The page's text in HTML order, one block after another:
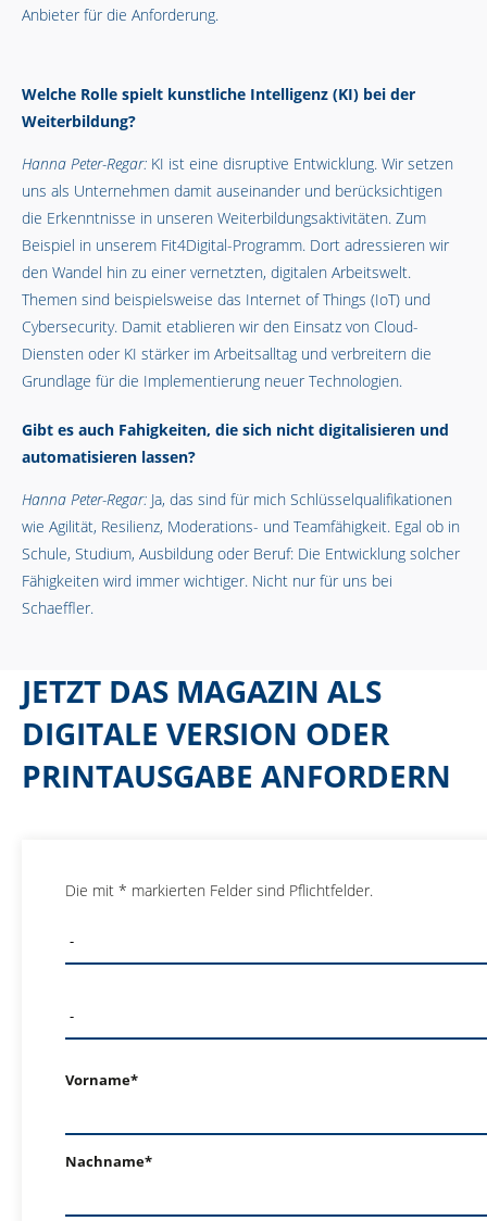
Anbieter für die Anforderung.
Welche Rolle spielt kunstliche Intelligenz (KI) bei der
Weiterbildung?
Hanna Peter-Regar: KI ist eine disruptive Entwicklung. Wir setzen
uns als Unternehmen damit auseinander und berücksichtigen
die Erkenntnisse in unseren Weiterbildungsaktivitäten. Zum
Beispiel in unserem Fit4Digital-Programm. Dort adressieren wir
den Wandel hin zu einer vernetzten, digitalen Arbeitswelt.
Themen sind beispielsweise das Internet of Things (IoT) und
Cybersecurity. Damit etablieren wir den Einsatz von Cloud-
Diensten oder KI stärker im Arbeitsalltag und verbreitern die
Grundlage für die Implementierung neuer Technologien.
Gibt es auch Fahigkeiten, die sich nicht digitalisieren und
automatisieren lassen?
Hanna Peter-Regar: Ja, das sind für mich Schlüsselqualifikationen
wie Agilität, Resilienz, Moderations- und Teamfähigkeit. Egal ob in
Schule, Studium, Ausbildung oder Beruf: Die Entwicklung solcher
Fähigkeiten wird immer wichtiger. Nicht nur für uns bei
Schaeffler.
JETZT DAS MAGAZIN ALS
DIGITALE VERSION ODER
PRINTAUSGABE ANFORDERN
Die mit * markierten Felder sind Pflichtfelder.
Vorname*
Nachname*